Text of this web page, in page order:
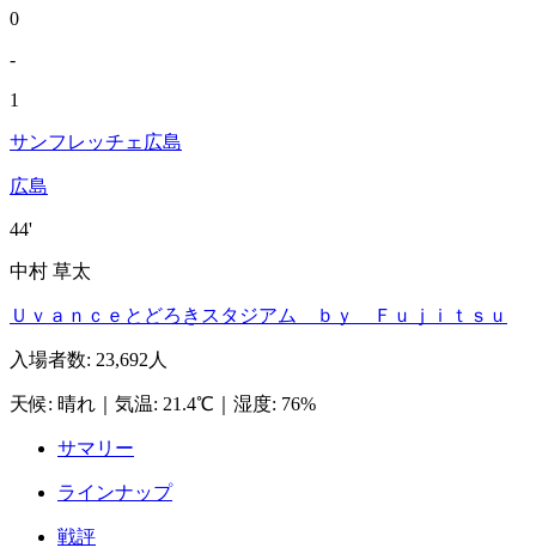
0
-
1
サンフレッチェ広島
広島
44'
中村 草太
Ｕｖａｎｃｅとどろきスタジアム ｂｙ Ｆｕｊｉｔｓｕ
入場者数: 23,692人
天候: 晴れ 気温: 21.4℃ 湿度: 76%
サマリー
ラインナップ
戦評